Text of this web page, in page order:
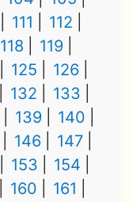
111
112
118
119
125
126
132
133
139
140
146
147
153
154
160
161